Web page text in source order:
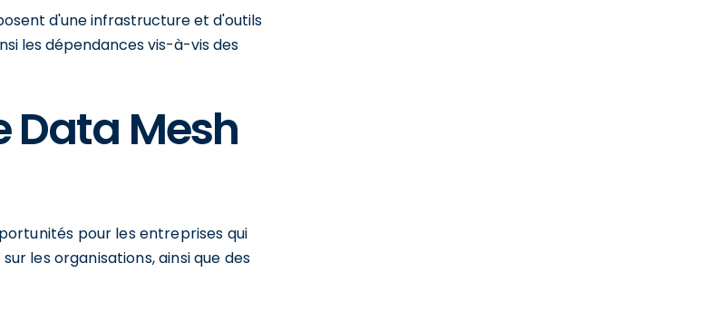
d'une infrastructure et d'outils
les dépendances vis-à-vis des
Data Mesh
pour les entreprises qui
les organisations, ainsi que des